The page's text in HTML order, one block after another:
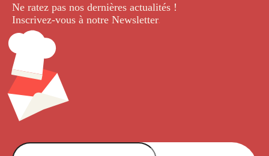
Ne ratez pas nos dernières actualités !
Inscrivez-vous à notre Newsletter.